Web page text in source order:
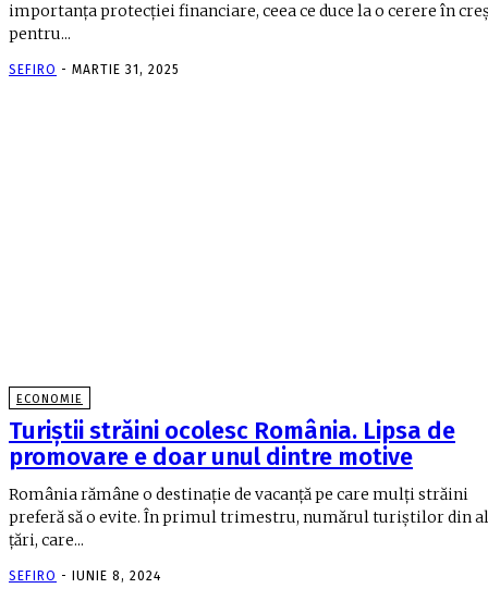
importanţa protecţiei financiare, ceea ce duce la o cerere în
pentru...
SEFIRO - MARTIE 31, 2025
ECONOMIE
Turiștii străini ocolesc România. Lipsa de
promovare e doar unul dintre motive
România rămâne o destinație de vacanță pe care mulți străini
preferă să o evite. În primul trimestru, numărul turiștilor din
țări, care...
SEFIRO - IUNIE 8, 2024